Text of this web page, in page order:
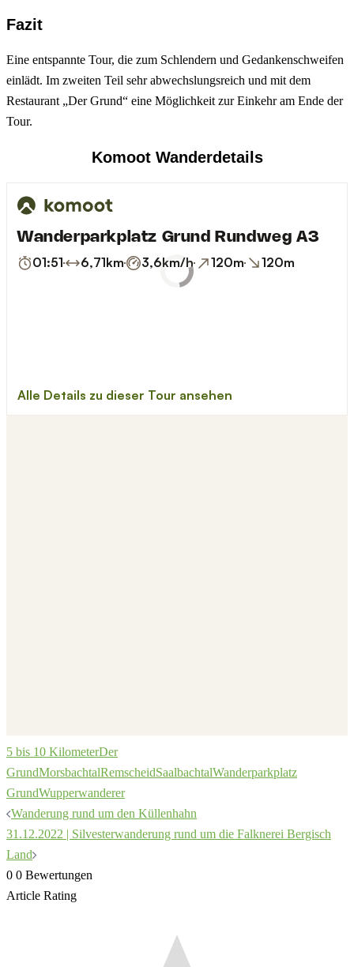
Fazit
Eine entspannte Tour, die zum Schlendern und Gedankenschweifen
einlädt. Im zweiten Teil sehr abwechslungsreich und mit dem
Restaurant „Der Grund“ eine Möglichkeit zur Einkehr am Ende der
Tour.
Komoot Wanderdetails
5 bis 10 KilometerDer
GrundMorsbachtalRemscheidSaalbachtalWanderparkplatz
GrundWupperwanderer
Beitragsnavigation
Wanderung rund um den Küllenhahn
31.12.2022 | Silvesterwanderung rund um die Falknerei Bergisch
Land
0 0 Bewertungen
Article Rating